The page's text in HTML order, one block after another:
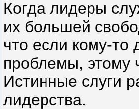
Когда лидеры
их большей
что если кому-то
проблемы, этому
Истинные слуги
лидерства.